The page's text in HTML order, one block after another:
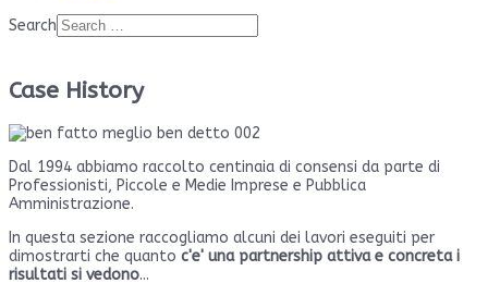
Search
Case History
Dal 1994 abbiamo raccolto centinaia di consensi da parte di
Professionisti, Piccole e Medie Imprese e Pubblica
Amministrazione.
In questa sezione raccogliamo alcuni dei lavori eseguiti per
dimostrarti che quanto c'e' una partnership attiva e concreta i
risultati si vedono...